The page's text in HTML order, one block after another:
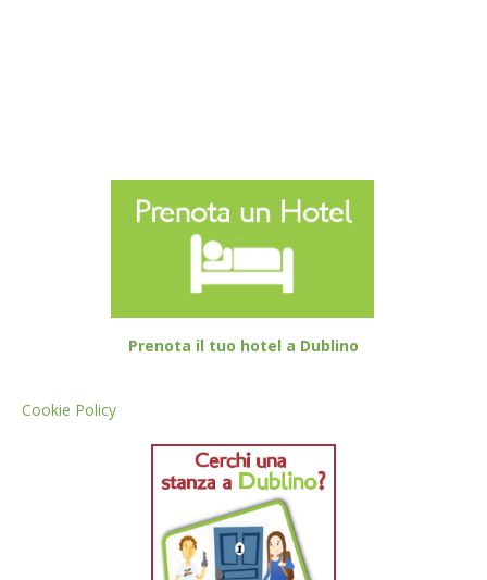
Prenota il tuo hotel a Dublino
Cookie Policy